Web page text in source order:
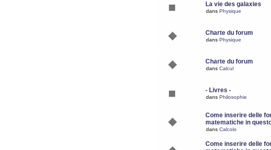
La vie des galaxies
dans Physique
Charte du forum
dans Physique
Charte du forum
dans Calcul
- Livres -
dans Philosophie
Come inserire delle
matematiche in
dans Calcolo
Come inserire delle